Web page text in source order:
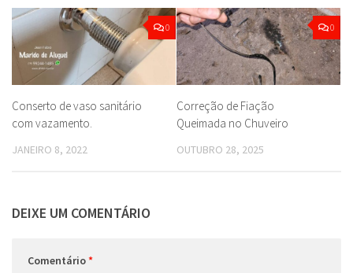
0
Conserto de vaso sanitário
com vazamento.
JANEIRO 8, 2022
0
Correção de Fiação
Queimada no Chuveiro
OUTUBRO 28, 2025
DEIXE UM COMENTÁRIO
Comentário*